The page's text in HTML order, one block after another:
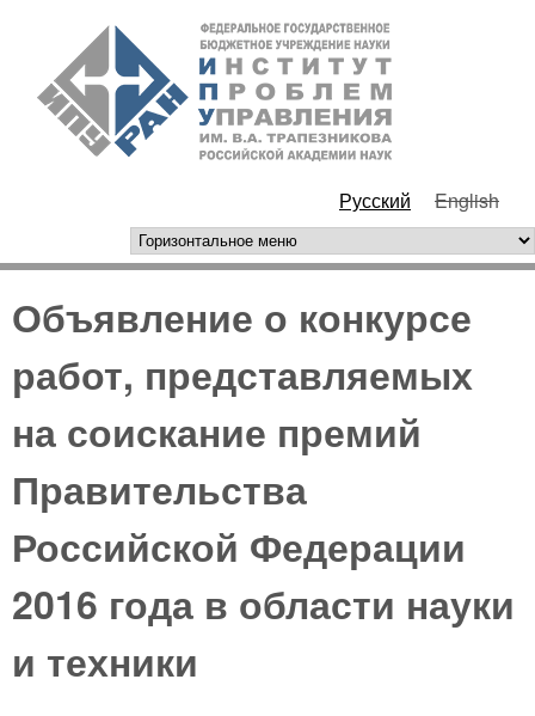
Перейти к основному
содержанию
РАН
Русский English
горизонтальное меню
Объявление о конкурсе
работ, представляемых
на соискание премий
Правительства
Российской Федерации
2016 года в области науки
и техники